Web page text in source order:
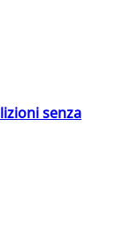
senza